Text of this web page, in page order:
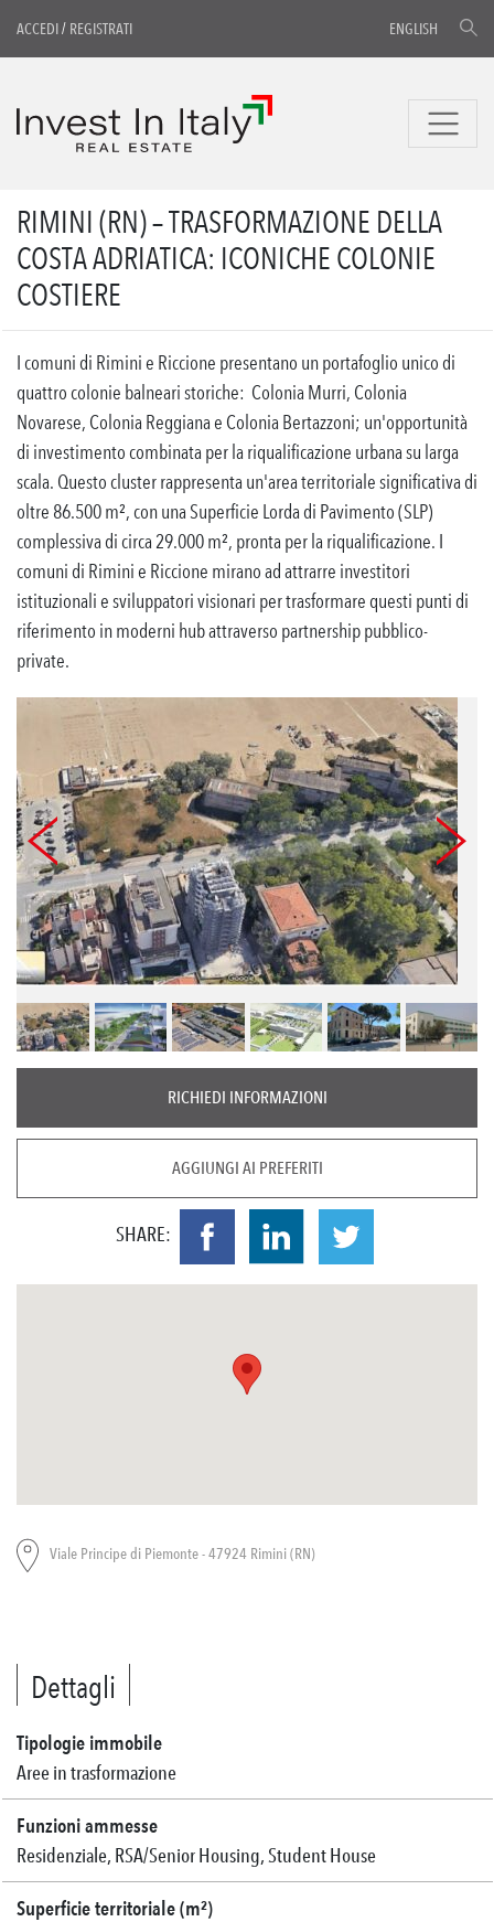
ACCEDI/ REGISTRATI ENGLISH
RIMINI (RN) – TRASFORMAZIONE DELLA
COSTA ADRIATICA: ICONICHE COLONIE
COSTIERE
I comuni di Rimini e Riccione presentano un portafoglio unico di
quattro colonie balneari storiche: Colonia Murri, Colonia
Novarese, Colonia Reggiana e Colonia Bertazzoni; un'opportunità
di investimento combinata per la riqualificazione urbana su larga
scala. Questo cluster rappresenta un'area territoriale significativa di
oltre 86.500 m², con una Superficie Lorda di Pavimento (SLP)
complessiva di circa 29.000 m², pronta per la riqualificazione. I
comuni di Rimini e Riccione mirano ad attrarre investitori
istituzionali e sviluppatori visionari per trasformare questi punti di
riferimento in moderni hub attraverso partnership pubblico-
private.
RICHIEDI INFORMAZIONI
AGGIUNGI AI PREFERITI
SHARE:
Viale Principe di Piemonte - 47924 Rimini (RN)
Dettagli
Tipologie immobile
Aree in trasformazione
Funzioni ammesse
Residenziale, RSA/Senior Housing, Student House
Superficie territoriale (m²)